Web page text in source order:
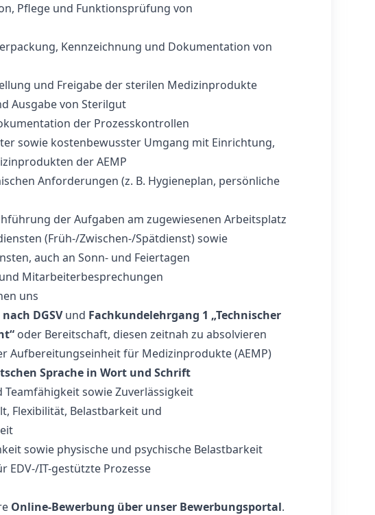
Pflege und Funktionsprüfung von
Kennzeichnung und Dokumentation von
und Freigabe der sterilen Medizinprodukte
Ausgabe von Sterilgut
der Prozesskontrollen
sowie kostenbewusster Umgang mit Einrichtung,
der AEMP
Anforderungen (z. B. Hygieneplan, persönliche
der Aufgaben am zugewiesenen Arbeitsplatz
(Früh-/Zwischen-/Spätdienst) sowie
auch an Sonn- und Feiertagen
Mitarbeiterbesprechungen
uns
DGSVund Fachkundelehrgang 1 „Technischer
oder Bereitschaft, diesen zeitnah zu absolvieren
Aufbereitungseinheit für Medizinprodukte (AEMP)
Sprache in Wort und Schrift
sowie Zuverlässigkeit
Flexibilität, Belastbarkeit und
sowie physische und psychische Belastbarkeit
EDV-/IT-gestützte Prozesse
Online-Bewerbung über unser Bewerbungsportal.